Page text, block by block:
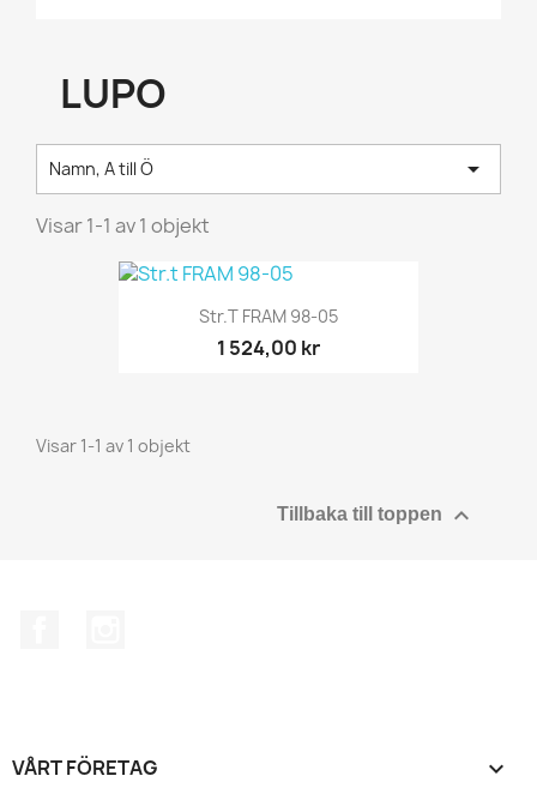
LUPO
Namn, A till Ö 
Visar 1-1 av 1 objekt
Str.t FRAM 98-05
1 524,00 kr
Visar 1-1 av 1 objekt
Tillbaka till toppen 
VÅRT FÖRETAG 